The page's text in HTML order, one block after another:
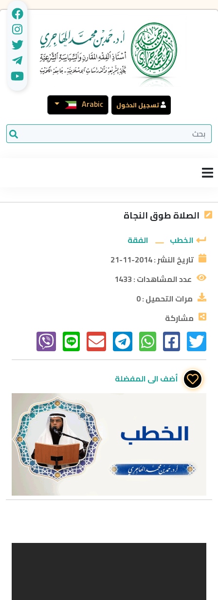
تسجيل الدخول Arabic
الصلاة طوق النجاة
الخطب
الفقة
تاريخ النشر :2014-11-21
عدد المشاهدات :1433
مرات التحميل :0
مشاركة
أضف الى المفضلة